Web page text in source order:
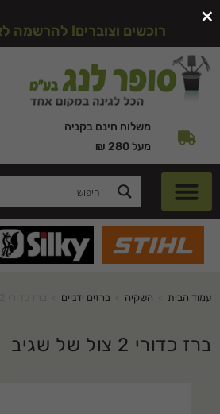
רוכשים וצוברים! להרשמה
משלוח חינם בקניה
מעל 280 ₪
עמוד הבית השקיה ברזים ידניים
ברז כדורי 2 צול של שגיב
×